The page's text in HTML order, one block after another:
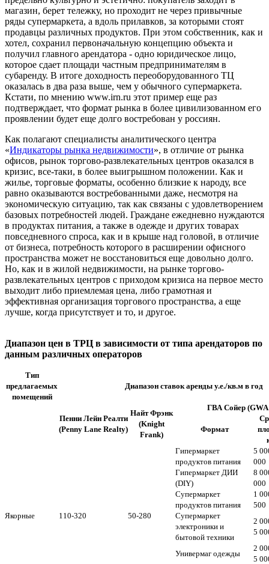
магазин, берет тележку, но проходит не через привычные
ряды супермаркета, а вдоль прилавков, за которыми стоят
продавцы различных продуктов. При этом собственник, как и
хотел, сохранил первоначальную концепцию объекта и
получил главного арендатора - одно юридическое лицо,
которое сдает площади частным предпринимателям в
субаренду. В итоге доходность переоборудованного ТЦ
оказалась в два раза выше, чем у обычного супермаркета.
Кстати, по мнению www.irn.ru этот пример еще раз
подтверждает, что формат рынка в более цивилизованном его
проявлении будет еще долго востребован у россиян.
Как полагают специалисты аналитического центра
«Индикаторы рынка недвижимости», в отличие от рынка
офисов, рынок торгово-развлекательных центров оказался в
кризис, все-таки, в более выигрышном положении. Как и
жилье, торговые форматы, особенно близкие к народу, все
равно оказываются востребованными даже, несмотря на
экономическую ситуацию, так как связаны с удовлетворением
базовых потребностей людей. Граждане ежедневно нуждаются
в продуктах питания, а также в одежде и других товарах
повседневного спроса, как и в крыше над головой, в отличие
от бизнеса, потребность которого в расширении офисного
пространства может не восстановиться еще довольно долго.
Но, как и в жилой недвижимости, на рынке торгово-
развлекательных центров с приходом кризиса на первое место
выходит либо приемлемая цена, либо грамотная и
эффективная организация торгового пространства, а еще
лучше, когда присутствует и то, и другое.
Диапазон цен в ТРЦ в зависимости от типа арендаторов по
данным различных операторов
Тип
предлагаемых
помещений
Диапазон ставок аренды у.е./кв.м в год
Пенни Лейн Реалти
(Penny Lane Realty)
Найт Фрэнк
(Knight
Frank)
ГВА Сойер (GWA
Формат
Якорные 110-320 50-280
Гипермаркет
продуктов питания
5
000
Гипермаркет ДИИ
(DIY)
8
000
Супермаркет
продуктов питания
1
500
Супермаркет
электроники и
бытовой техники
2
5
Универмаг одежды
2
5